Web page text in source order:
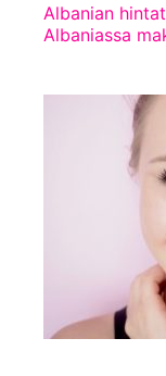
Albanian
Albaniassa